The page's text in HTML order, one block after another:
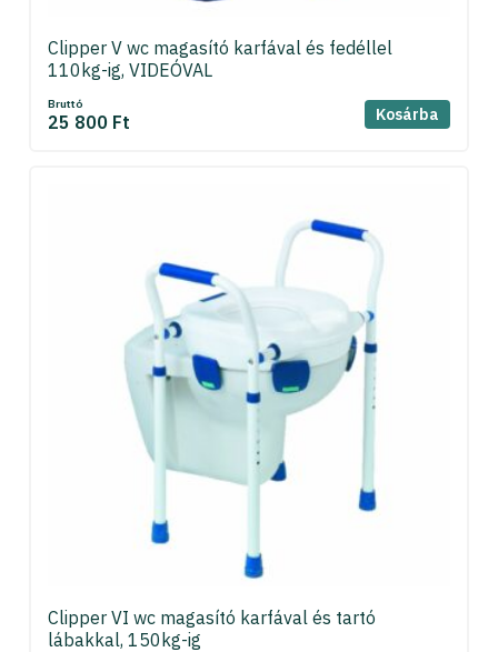
Clipper V wc magasító karfával és fedéllel
110kg-ig, VIDEÓVAL
Bruttó
25 800 Ft Kosárba
Clipper VI wc magasító karfával és tartó
lábakkal, 150kg-ig